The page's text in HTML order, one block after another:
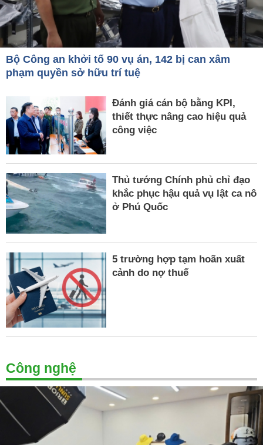
Bộ Công an khởi tố 90 vụ án, 142 bị can xâm
phạm quyền sở hữu trí tuệ
Đánh giá cán bộ bằng KPI,
thiết thực nâng cao hiệu quả
công việc
Thủ tướng Chính phủ chỉ đạo
khắc phục hậu quả vụ lật ca nô
ở Phú Quốc
5 trường hợp tạm hoãn xuất
cảnh do nợ thuế
Công nghệ